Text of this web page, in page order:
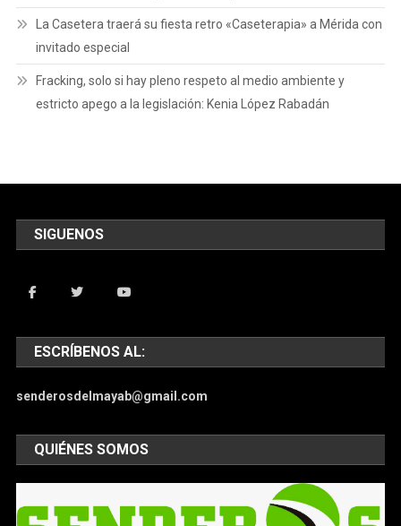
La Casetera traerá su fiesta retro «Caseterapia» a Mérida con
invitado especial
Fracking, solo si hay pleno respeto al medio ambiente y
estricto apego a la legislación: Kenia López Rabadán
SIGUENOS
ESCRÍBENOS AL:
senderosdelmayab@gmail.com
QUIÉNES SOMOS